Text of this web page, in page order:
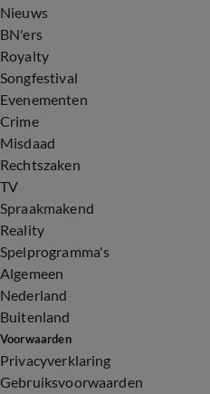
Nieuws
BN'ers
Royalty
Songfestival
Evenementen
Crime
Misdaad
Rechtszaken
TV
Spraakmakend
Reality
Spelprogramma's
Algemeen
Nederland
Buitenland
Voorwaarden
Privacyverklaring
Gebruiksvoorwaarden